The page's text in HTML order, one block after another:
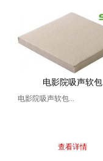
电影院吸声软包
电影院吸声软包...
查看详情